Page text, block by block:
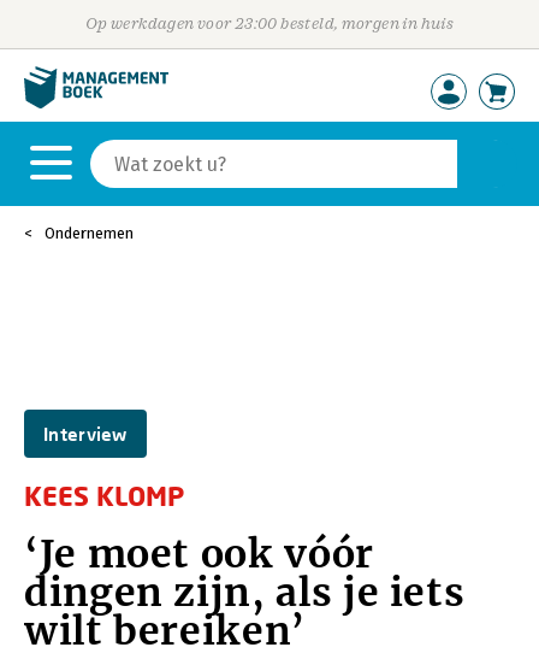
Op werkdagen voor 23:00 besteld, morgen in huis
Ondernemen
Interview
KEES KLOMP
‘Je moet ook vóór
dingen zijn, als je iets
wilt bereiken’